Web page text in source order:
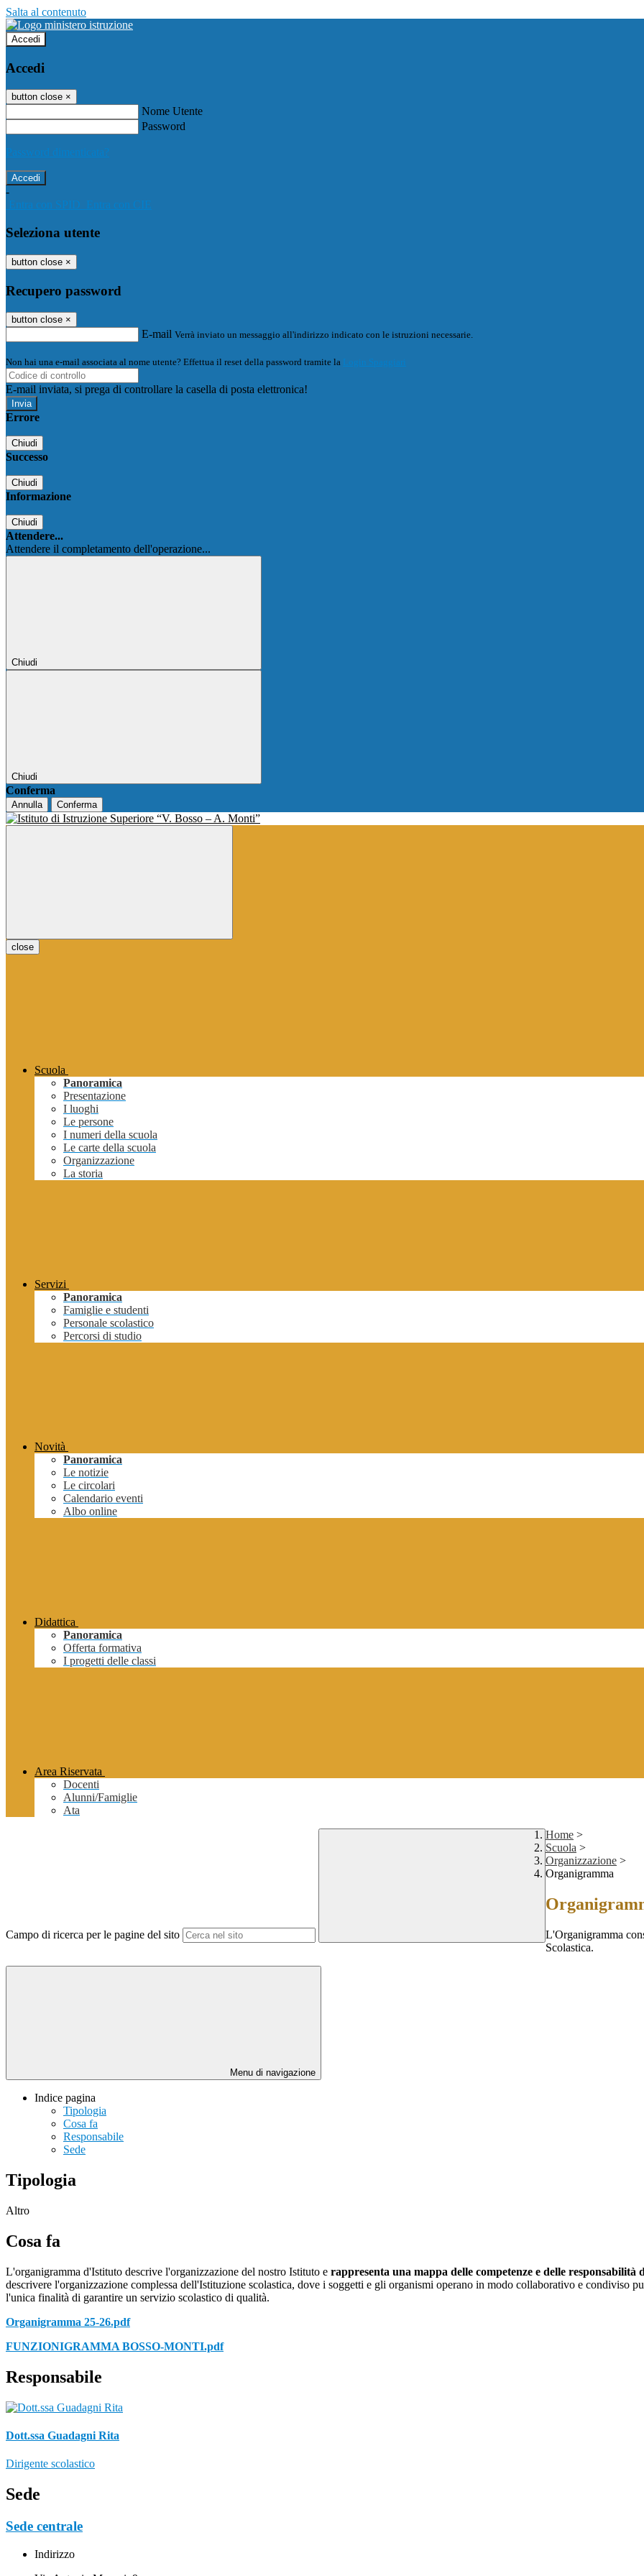
Salta al contenuto
Accedi
Accedi
button close ×
Nome Utente
Password
Password dimenticata?
-
Entra con SPID
Entra con CIE
Seleziona utente
button close ×
Recupero password
button close ×
E-mail Verrà inviato un messaggio all'indirizzo indicato con le istruzioni necessarie.
Non hai una e-mail associata al nome utente? Effettua il reset della password tramite la Login Spaggiari
E-mail inviata, si prega di controllare la casella di posta elettronica!
Errore
Chiudi
Successo
Chiudi
Informazione
Chiudi
Attendere...
Attendere il completamento dell'operazione...
Chiudi
Chiudi
Conferma
Annulla Conferma
close
Scuola
Panoramica
Presentazione
I luoghi
Le persone
I numeri della scuola
Le carte della scuola
Organizzazione
La storia
Servizi
Panoramica
Famiglie e studenti
Personale scolastico
Percorsi di studio
Novità
Panoramica
Le notizie
Le circolari
Calendario eventi
Albo online
Didattica
Panoramica
Offerta formativa
I progetti delle classi
Area Riservata
Docenti
Alunni/Famiglie
Ata
Campo di ricerca per le pagine del sito
Home >
Scuola >
Organizzazione >
Organigramma
L'Organigramma
Scolastica.
Menu di navigazione
Indice pagina
Tipologia
Cosa fa
Responsabile
Sede
Tipologia
Altro
Cosa fa
L'organigramma d'Istituto descrive l'organizzazione del nostro Istituto e rappresenta una mappa delle competenze e delle responsabilità
descrivere l'organizzazione complessa dell'Istituzione scolastica, dove i soggetti e gli organismi operano in modo collaborativo e condiviso
l'unica finalità di garantire un servizio scolastico di qualità.
Organigramma 25-26.pdf
FUNZIONIGRAMMA BOSSO-MONTI.pdf
Responsabile
Dott.ssa Guadagni Rita
Dirigente scolastico
Sede
Sede centrale
Indirizzo